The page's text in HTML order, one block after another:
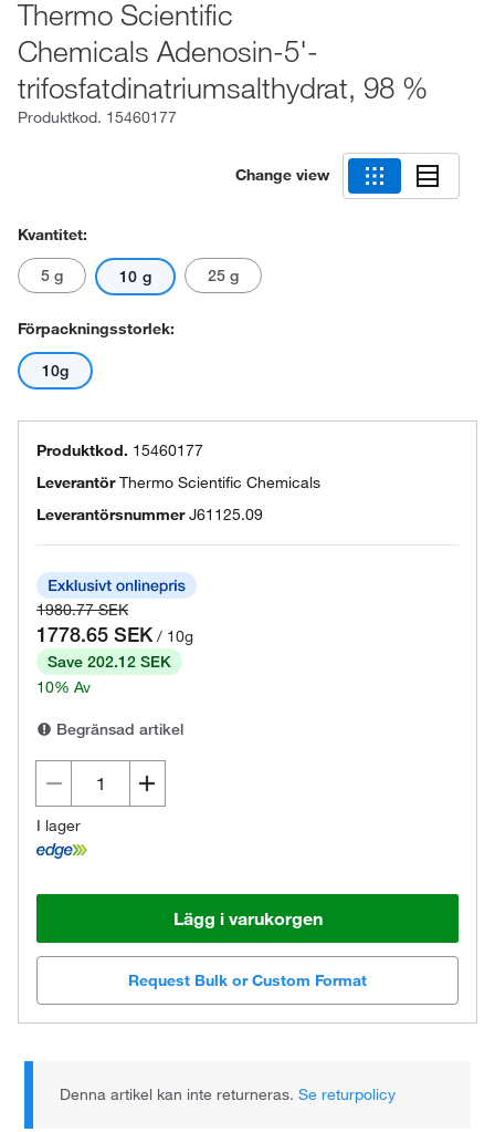
Thermo Scientific
Chemicals Adenosin-5'-
trifosfatdinatriumsalthydrat, 98 %
Produktkod. 15460177
Change view
Kvantitet:
5 g 10 g 25 g
Förpackningsstorlek:
10g
Produktkod. 15460177
LeverantörThermo Scientific Chemicals
Leverantörsnummer J61125.09
1980.77 SEK
1778.65 SEK / 10g
Save 202.12 SEK
10% Av
Begränsad artikel
I lager
Lägg i varukorgen
Request Bulk or Custom Format
Denna artikel kan inte returneras.Se returpolicy